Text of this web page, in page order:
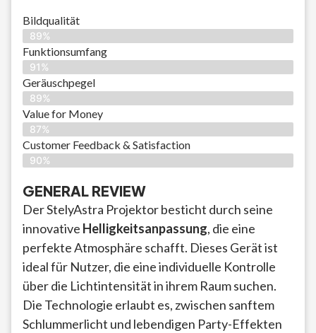
Bildqualität
89%
Funktionsumfang
91%
Geräuschpegel
89%
Value for Money
87%
Customer Feedback & Satisfaction​
90%
GENERAL REVIEW
Der StelyAstra Projektor besticht durch seine
innovative Helligkeitsanpassung, die eine
perfekte Atmosphäre schafft. Dieses Gerät ist
ideal für Nutzer, die eine individuelle Kontrolle
über die Lichtintensität in ihrem Raum suchen.
Die Technologie erlaubt es, zwischen sanftem
Schlummerlicht und lebendigen Party-Effekten